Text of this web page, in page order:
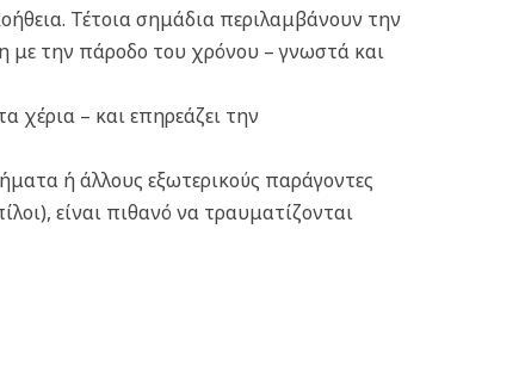
Τέτοια σημάδια περιλαμβάνουν την
με την πάροδο του χρόνου – γνωστά και
χέρια – και επηρεάζει την
ή άλλους εξωτερικούς παράγοντες
είναι πιθανό να τραυματίζονται